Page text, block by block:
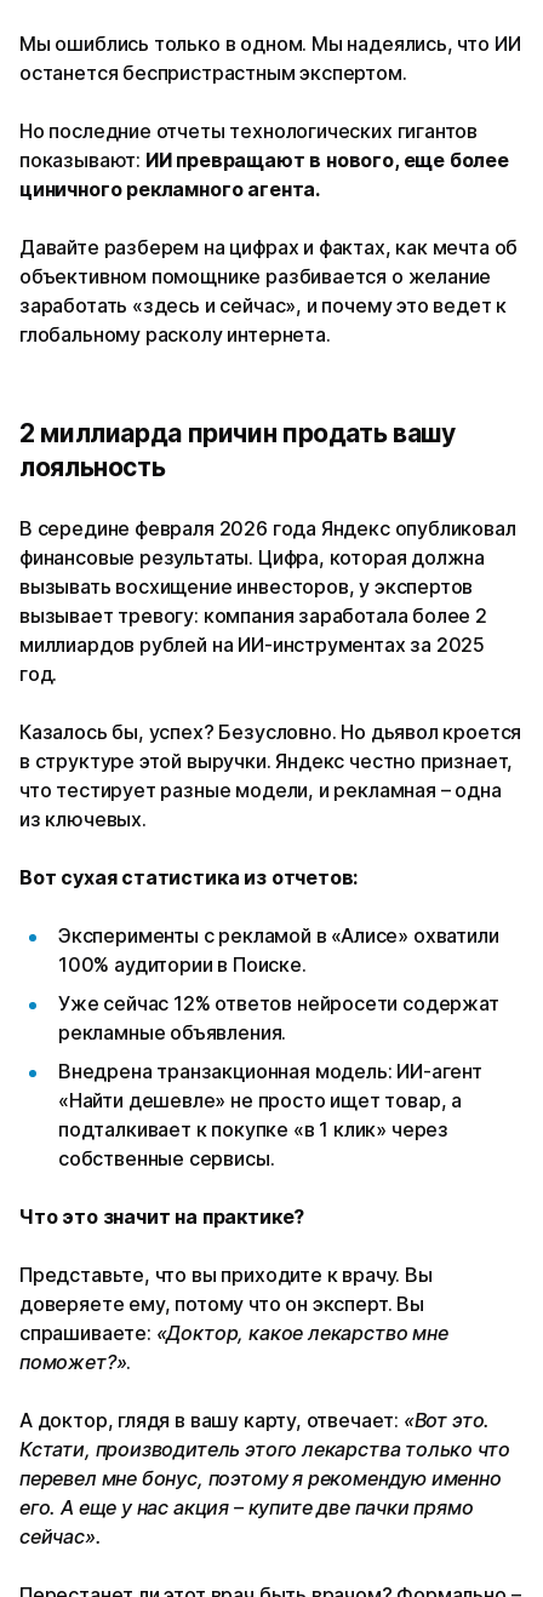
Мы ошиблись только в одном. Мы надеялись, что ИИ
останется беспристрастным экспертом.
Но последние отчеты технологических гигантов
показывают: ИИ превращают в нового, еще более
циничного рекламного агента.
Давайте разберем на цифрах и фактах, как мечта об
объективном помощнике разбивается о желание
заработать «здесь и сейчас», и почему это ведет к
глобальному расколу интернета.
2 миллиарда причин продать вашу
лояльность
В середине февраля 2026 года Яндекс опубликовал
финансовые результаты. Цифра, которая должна
вызывать восхищение инвесторов, у экспертов
вызывает тревогу: компания заработала более 2
миллиардов рублей на ИИ-инструментах за 2025
год.
Казалось бы, успех? Безусловно. Но дьявол кроется
в структуре этой выручки. Яндекс честно признает,
что тестирует разные модели, и рекламная – одна
из ключевых.
Вот сухая статистика из отчетов:
Эксперименты с рекламой в «Алисе» охватили
100% аудитории в Поиске.
Уже сейчас 12% ответов нейросети содержат
рекламные объявления.
Внедрена транзакционная модель: ИИ-агент
«Найти дешевле» не просто ищет товар, а
подталкивает к покупке «в 1 клик» через
собственные сервисы.
Что это значит на практике?
Представьте, что вы приходите к врачу. Вы
доверяете ему, потому что он эксперт. Вы
спрашиваете: «Доктор, какое лекарство мне
поможет?».
А доктор, глядя в вашу карту, отвечает: «Вот это.
Кстати, производитель этого лекарства только что
перевел мне бонус, поэтому я рекомендую именно
его. А еще у нас акция – купите две пачки прямо
сейчас».